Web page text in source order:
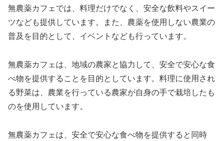
無農薬カフェでは、料理だけでなく、安全な飲料やスイー
ツなども提供しています。また、農薬を使用しない農業の
普及を目的として、イベントなども行っています。
無農薬カフェは、地域の農家と協力して、安全で安心な食
べ物を提供することを目的としています。料理に使用され
る野菜は、農業を行っている農家が自身の手で栽培したも
のを使用しています。
無農薬カフェは、安全で安心な食べ物を提供すると同時